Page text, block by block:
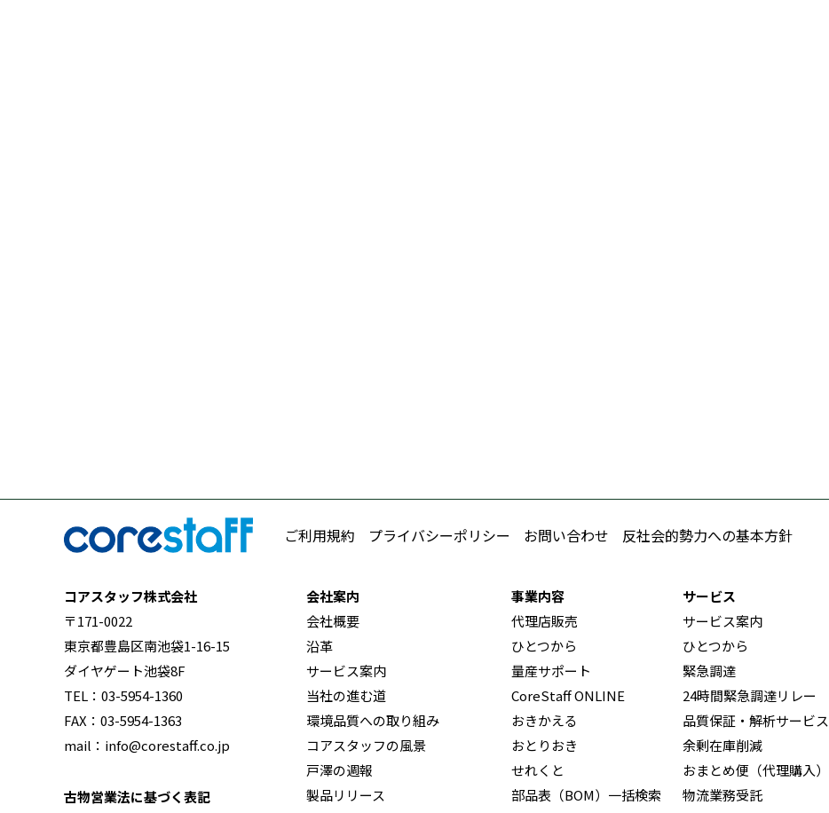
ご利用規約 プライバシーポリシー お問い合わせ 反社会的勢力への基本方針
コアスタッフ株式会社
〒171-0022
東京都豊島区南池袋1-16-15
ダイヤゲート池袋8F
TEL：03-5954-1360
FAX：03-5954-1363
mail：info@corestaff.co.jp
古物営業法に基づく表記
会社案内
会社概要
沿革
サービス案内
当社の進む道
環境品質への取り組み
コアスタッフの風景
戸澤の週報
製品リリース
事業内容
代理店販売
ひとつから
量産サポート
CoreStaff ONLINE
おきかえる
おとりおき
せれくと
部品表（BOM）一括検索
サービス
サービス案内
ひとつから
緊急調達
24時間緊急調達リレー
品質保証・解析サービス
余剰在庫削減
おまとめ便（代理購入）
物流業務受託